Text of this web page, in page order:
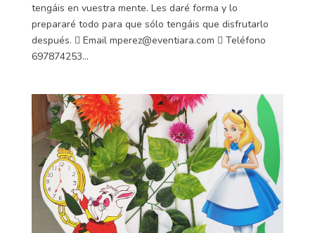
tengáis en vuestra mente. Les daré forma y lo
prepararé todo para que sólo tengáis que disfrutarlo
después.  Email mperez@eventiara.com  Teléfono
697874253...